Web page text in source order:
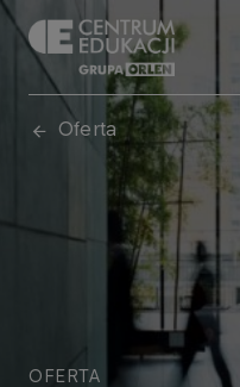
Oferta
OFERTA